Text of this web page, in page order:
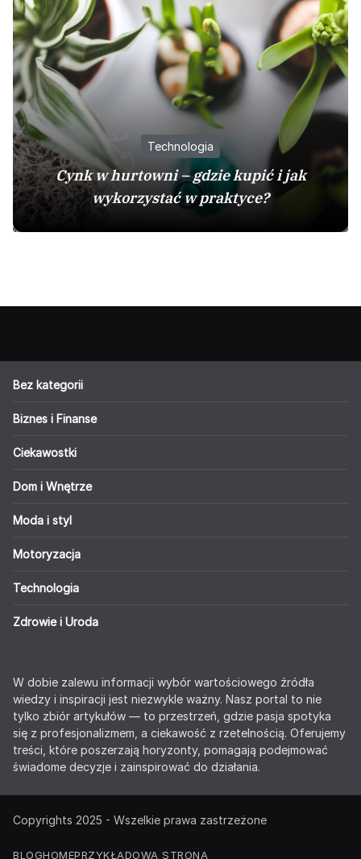
Technologia
Cynk w hurtowni – gdzie kupić i jak
wykorzystać w praktyce?
Bez kategorii
Biznes i Finanse
Ciekawostki
Dom i Wnętrze
Moda i styl
Motoryzacja
Technologia
Zdrowie i Uroda
W dobie zalewu informacji wybór wartościowego źródła
wiedzy i inspiracji jest niezwykle ważny. Nasz portal to nie
tylko zbiór artykułów — to przestrzeń, gdzie pasja spotyka
się z profesjonalizmem, a ciekawość z rzetelnością. Oferujemy
treści, które poszerzają horyzonty, pomagają podejmować
świadome decyzje i zainspirować do działania.
Copyrights 2025 - Wszelkie prawa zastrzeżone
BLOGHOMEPRZYKŁADOWA STRONA